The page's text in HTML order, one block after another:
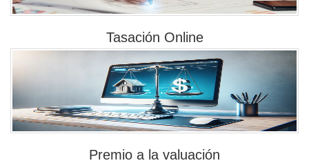
Tasación Online
Premio a la valuación